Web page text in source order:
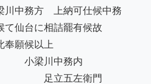
川中務方ゟ上納可仕候中務
て仙台に相詰罷有候故
奉願候以上
中務内
左衛門